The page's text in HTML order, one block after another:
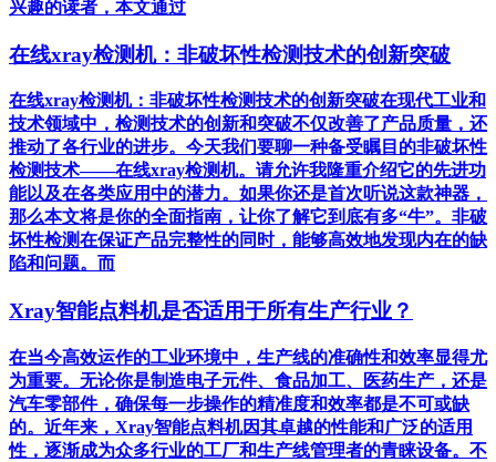
兴趣的读者，本文通过
在线xray检测机：非破坏性检测技术的创新突破
在线xray检测机：非破坏性检测技术的创新突破在现代工业和
技术领域中，检测技术的创新和突破不仅改善了产品质量，还
推动了各行业的进步。今天我们要聊一种备受瞩目的非破坏性
检测技术——在线xray检测机。请允许我隆重介绍它的先进功
能以及在各类应用中的潜力。如果你还是首次听说这款神器，
那么本文将是你的全面指南，让你了解它到底有多“牛”。非破
坏性检测在保证产品完整性的同时，能够高效地发现内在的缺
陷和问题。而
Xray智能点料机是否适用于所有生产行业？
在当今高效运作的工业环境中，生产线的准确性和效率显得尤
为重要。无论你是制造电子元件、食品加工、医药生产，还是
汽车零部件，确保每一步操作的精准度和效率都是不可或缺
的。近年来，Xray智能点料机因其卓越的性能和广泛的适用
性，逐渐成为众多行业的工厂和生产线管理者的青睐设备。不